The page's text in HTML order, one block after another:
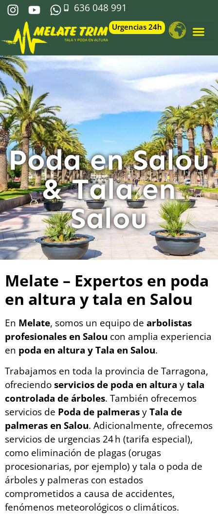
636 048 991
Urgencias 24h
Poda en Salou
& Tala en
Salou
Melate – Expertos en poda
en altura y tala en Salou
En Melate, somos un equipo de arbolistas
profesionales en Salou con amplia experiencia
en poda en altura y Tala en Salou.
Trabajamos en toda la provincia de Tarragona,
ofreciendoservicios de poda en altura ytala
controlada de árboles. También ofrecemos
servicios de Poda de palmerasyTala de
palmeras en Salou. Adicionalmente, ofrecemos
servicios de urgencias 24 h (tarifa especial),
como eliminación de plagas (orugas
procesionarias, por ejemplo) y tala o poda de
árboles y palmeras con estados
comprometidos a causa de accidentes,
fenómenos meteorológicos o climáticos.